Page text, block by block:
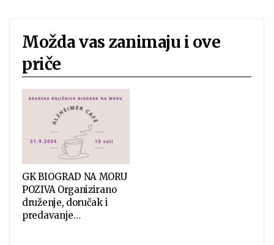
Možda vas zanimaju i ove
priče
GK BIOGRAD NA MORU
POZIVA Organizirano
druženje, doručak i
predavanje…